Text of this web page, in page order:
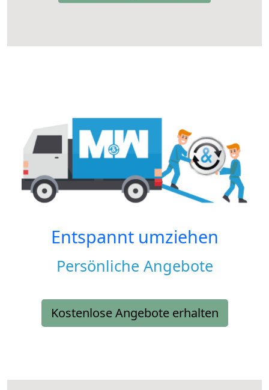
Entspannt umziehen
Persönliche Angebote
Kostenlose Angebote erhalten